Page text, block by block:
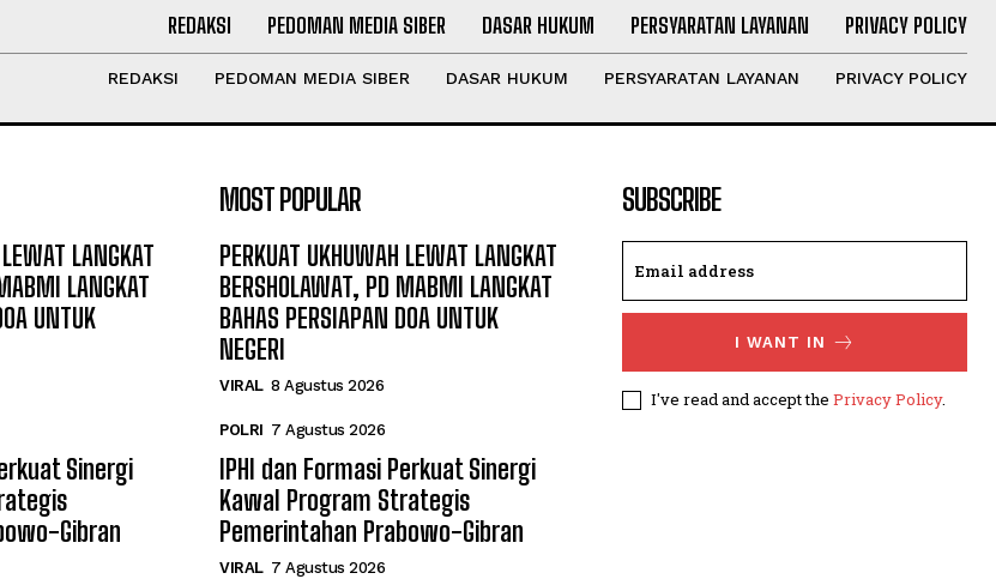
REDAKSI PEDOMAN MEDIA SIBER DASAR HUKUM PERSYARATAN LAYANAN PRIVACY POLICY
REDAKSI PEDOMAN MEDIA SIBER DASAR HUKUM PERSYARATAN LAYANAN PRIVACY POLICY
LANGKAT
LANGKAT
UNTUK
Sinergi
Gibran
MOST POPULAR
PERKUAT UKHUWAH LEWAT LANGKAT
BERSHOLAWAT, PD MABMI LANGKAT
BAHAS PERSIAPAN DOA UNTUK
NEGERI
VIRAL 8 Agustus 2026
POLRI 7 Agustus 2026
IPHI dan Formasi Perkuat Sinergi
Kawal Program Strategis
Pemerintahan Prabowo-Gibran
VIRAL 7 Agustus 2026
SUBSCRIBE
I WANT IN
I've read and accept the Privacy Policy.